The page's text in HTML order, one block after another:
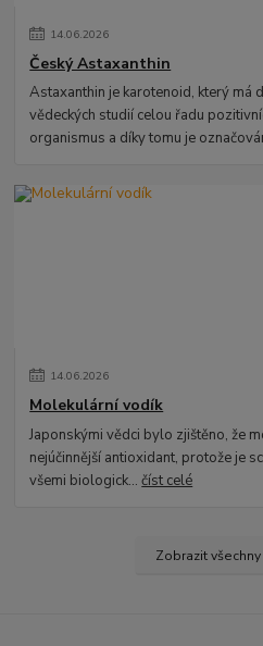
14.06.2026
Český Astaxanthin
Astaxanthin je karotenoid, který má
vědeckých studií celou řadu
organismus a díky tomu je
14.06.2026
Molekulární vodík
Japonskými vědci bylo zjištěno, že
nejúčinnější antioxidant, protože je
všemi biologick...číst celé
Zobrazit